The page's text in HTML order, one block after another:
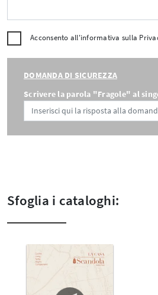
Acconsento all'informativa sulla
DOMANDA DI SICUREZZA
Scrivere la parola "Fragole" al
Sfoglia i cataloghi: